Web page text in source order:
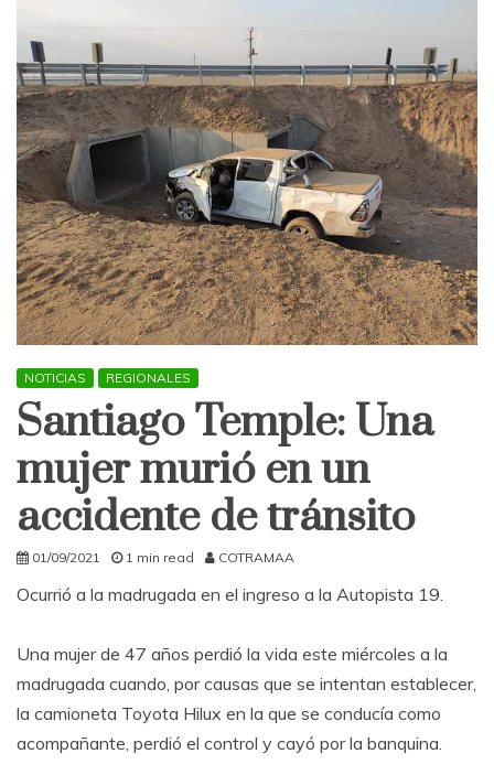
NOTICIAS REGIONALES
Santiago Temple: Una
mujer murió en un
accidente de tránsito
01/09/2021 1 min read COTRAMAA
Ocurrió a la madrugada en el ingreso a la Autopista 19.
Una mujer de 47 años perdió la vida este miércoles a la
madrugada cuando, por causas que se intentan establecer,
la camioneta Toyota Hilux en la que se conducía como
acompañante, perdió el control y cayó por la banquina.